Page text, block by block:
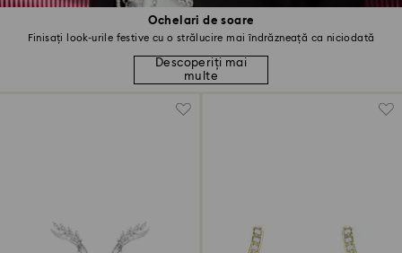
Ochelari de soare
Finisați look-urile festive cu o strălucire mai îndrăzneață ca niciodată
Descoperiți mai
multe